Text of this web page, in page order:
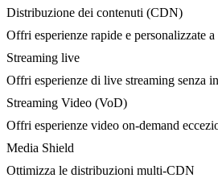
Distribuzione dei contenuti (CDN)
Offri esperienze rapide e personalizzate
Streaming live
Offri esperienze di live streaming senza
Streaming Video (VoD)
Offri esperienze video on-demand
Media Shield
Ottimizza le distribuzioni multi-CDN